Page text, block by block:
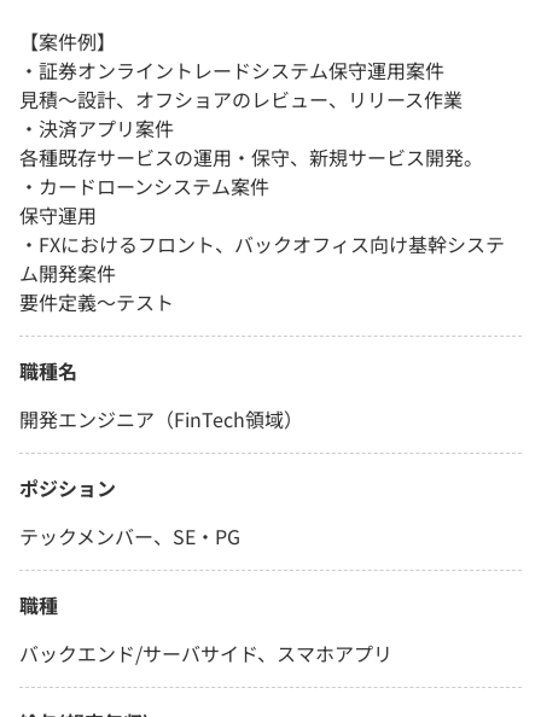
【案件例】
・証券オンライントレードシステム保守運用案件
見積～設計、オフショアのレビュー、リリース作業
・決済アプリ案件
各種既存サービスの運用・保守、新規サービス開発。
・カードローンシステム案件
保守運用
・FXにおけるフロント、バックオフィス向け基幹システ
ム開発案件
要件定義～テスト
職種名
開発エンジニア（FinTech領域）
ポジション
テックメンバー、SE・PG
職種
バックエンド/サーバサイド、スマホアプリ